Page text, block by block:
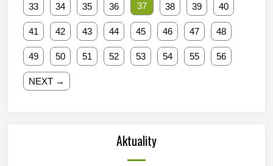
33 34 35 36 37 38 39 40
41 42 43 44 45 46 47 48
49 50 51 52 53 54 55 56
NEXT →
Aktuality